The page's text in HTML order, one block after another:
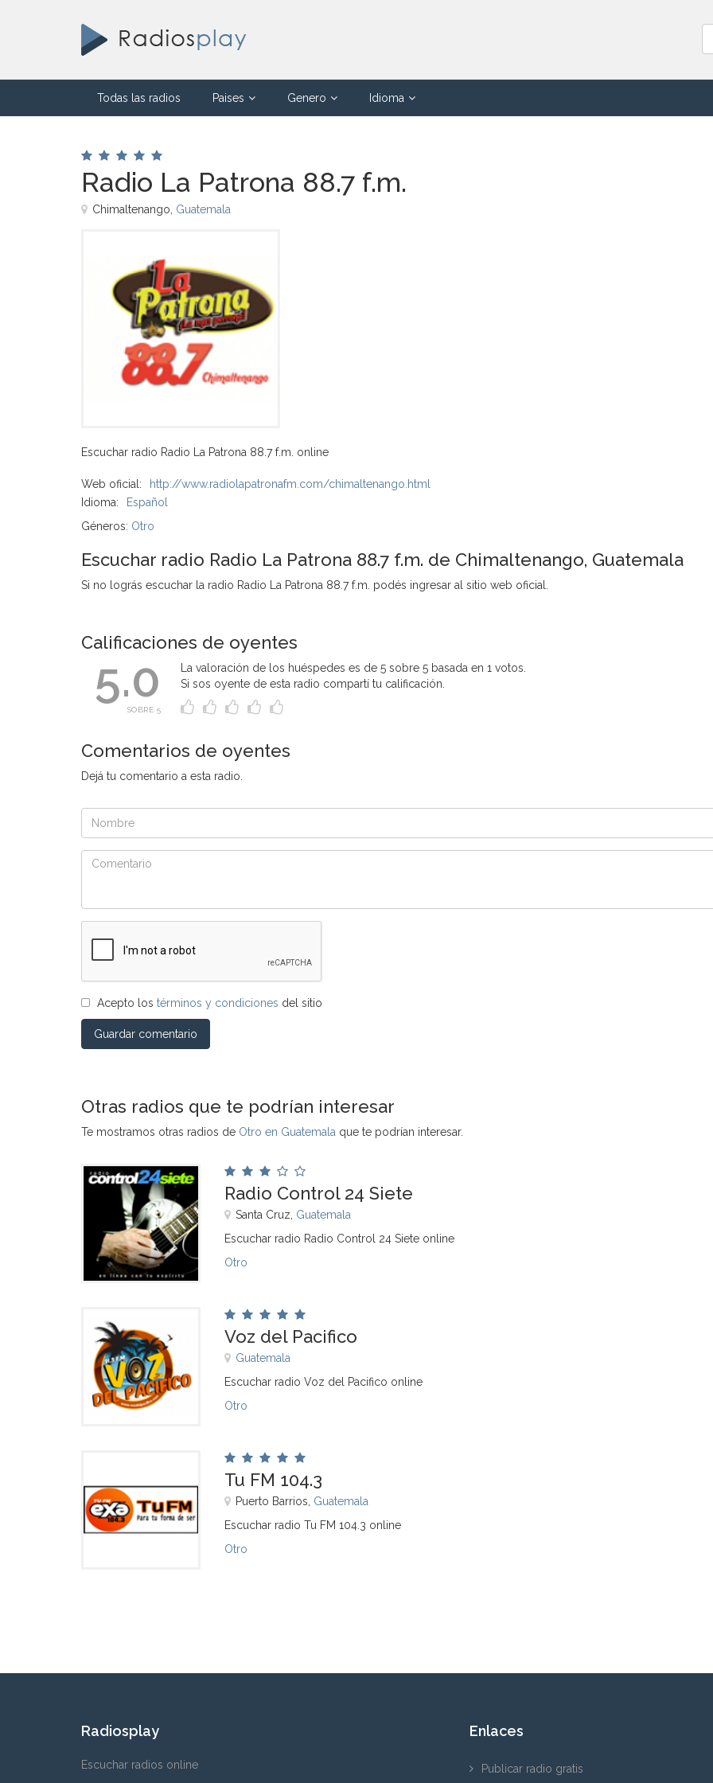
Todas las radios Paises Genero Idioma
Radio La Patrona 88.7 f.m.
Chimaltenango, Guatemala
Escuchar radio Radio La Patrona 88.7 f.m. online
Web oficial:
http://www.radiolapatronafm.com/chimaltenango.html
Idioma:
Español
Géneros: Otro
Escuchar radio Radio La Patrona 88.7 f.m. de Chimaltenango, Guatemala
Si no lográs escuchar la radio Radio La Patrona 88.7 f.m. podés ingresar al sitio web oficial.
Calificaciones de oyentes
5.0
SOBRE 5
La valoración de los huéspedes es de 5 sobre 5 basada en 1 votos.
Si sos oyente de esta radio compartí tu calificación.
Comentarios de oyentes
Dejá tu comentario a esta radio.
Acepto los términos y condiciones del sitio
Guardar comentario
Otras radios que te podrían interesar
Te mostramos otras radios de Otro en Guatemala que te podrían interesar.
Radio Control 24 Siete
Santa Cruz, Guatemala
Escuchar radio Radio Control 24 Siete online
Otro
Voz del Pacifico
Guatemala
Escuchar radio Voz del Pacifico online
Otro
Tu FM 104.3
Puerto Barrios, Guatemala
Escuchar radio Tu FM 104.3 online
Otro
Radiosplay
Escuchar radios online
Enlaces
Publicar radio gratis